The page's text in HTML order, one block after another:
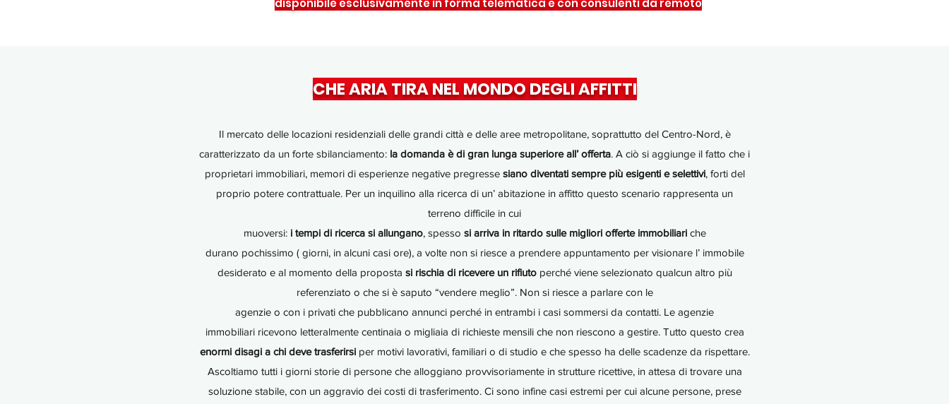
disponibile esclusivamente in forma telematica e con consulenti da remoto
CHE ARIA TIRA NEL MONDO DEGLI AFFITTI
Il mercato delle locazioni residenziali delle grandi città e delle aree metropolitane, soprattutto del Centro-Nord, è
caratterizzato da un forte sbilanciamento: la domanda è di gran lunga superiore all’ offerta. A ciò si aggiunge il fatto che i
proprietari immobiliari, memori di esperienze negative pregresse siano diventati sempre più esigenti e selettivi, forti del
proprio potere contrattuale. Per un inquilino alla ricerca di un’ abitazione in affitto questo scenario rappresenta un
terreno difficile in cui
muoversi:i tempi di ricerca si allungano, spesso si arriva in ritardo sulle migliori offerte immobiliariche
durano pochissimo ( giorni, in alcuni casi ore), a volte non si riesce a prendere appuntamento per visionare l’ immobile
desiderato e al momento della proposta si rischia di ricevere un rifiutoperché viene selezionato qualcun altro più
referenziato o che si è saputo “vendere meglio”. Non si riesce a parlare con le
agenzie o con i privati che pubblicano annunci perché in entrambi i casi sommersi da contatti. Le agenzie
immobiliari ricevono letteralmente centinaia o migliaia di richieste mensili che non riescono a gestire. Tutto questo crea
enormi disagi a chi deve trasferirsi per motivi lavorativi, familiari o di studio e che spesso ha delle scadenze da rispettare.
Ascoltiamo tutti i giorni storie di persone che alloggiano provvisoriamente in strutture ricettive, in attesa di trovare una
soluzione stabile, con un aggravio dei costi di trasferimento. Ci sono infine casi estremi per cui alcune persone, prese